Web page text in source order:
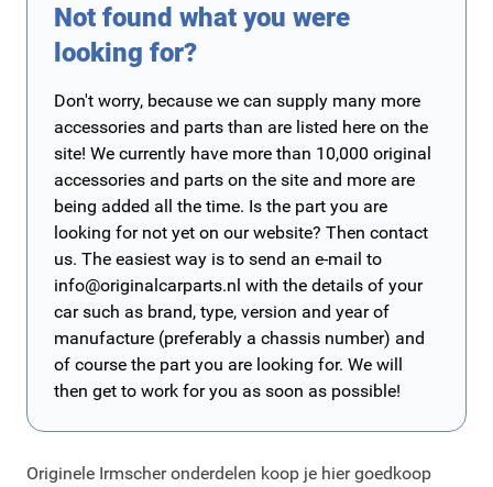
Not found what you were
looking for?
Don't worry, because we can supply many more
accessories and parts than are listed here on the
site! We currently have more than 10,000 original
accessories and parts on the site and more are
being added all the time. Is the part you are
looking for not yet on our website? Then contact
us. The easiest way is to send an e-mail to
info@originalcarparts.nl with the details of your
car such as brand, type, version and year of
manufacture (preferably a chassis number) and
of course the part you are looking for. We will
then get to work for you as soon as possible!
Originele Irmscher onderdelen koop je hier goedkoop